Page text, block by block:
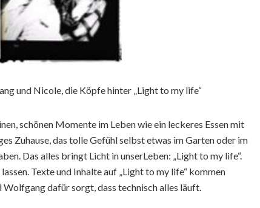
und Nicole, die Köpfe hinter „Light to my life“
schönen Momente im Leben wie ein leckeres Essen mit
Zuhause, das tolle Gefühl selbst etwas im Garten oder im
Das alles bringt Licht in unserLeben: „Light to my life“.
Texte und Inhalte auf „Light to my life“ kommen
dafür sorgt, dass technisch alles läuft.